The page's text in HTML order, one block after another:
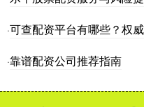
·可查配资平台有哪些？权
·靠谱配资公司推荐指南